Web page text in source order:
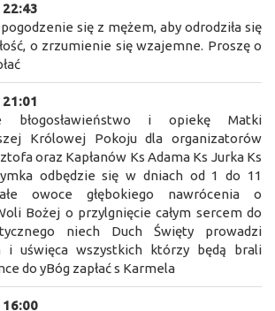
się z mężem, aby odrodziła się
o zrzumienie się wzajemne. Proszę o
błogosławieństwo i opiekę Matki
Królowej Pokoju dla organizatorów
oraz Kapłanów Ks Adama Ks Jurka Ks
odbędzie się w dniach od 1 do 11
owoce głębokiego nawrócenia o
Bożej o przylgnięcie całym sercem do
niech Duch Święty prowadzi
i uświęca wszystkich którzy będą brali
do yBóg zapłać s Karmela
16:00